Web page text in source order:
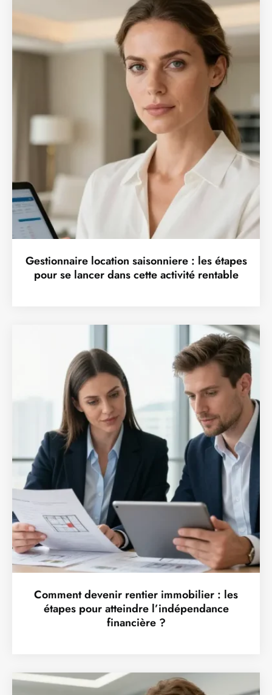
Gestionnaire location saisonniere : les étapes
pour se lancer dans cette activité rentable
Comment devenir rentier immobilier : les
étapes pour atteindre l’indépendance
financière ?